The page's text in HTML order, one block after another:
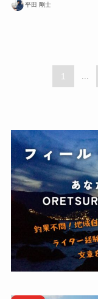
平田 剛士
1